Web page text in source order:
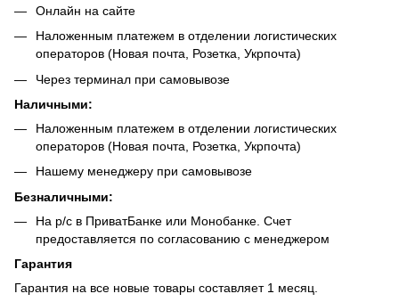
Онлайн на сайте
Наложенным платежем в отделении логистических
операторов (Новая почта, Розетка, Укрпочта)
Через терминал при самовывозе
Наличными:
Наложенным платежем в отделении логистических
операторов (Новая почта, Розетка, Укрпочта)
Нашему менеджеру при самовывозе
Безналичными:
На р/с в ПриватБанке или Монобанке. Счет
предоставляется по согласованию с менеджером
Гарантия
Гарантия на все новые товары составляет 1 месяц.